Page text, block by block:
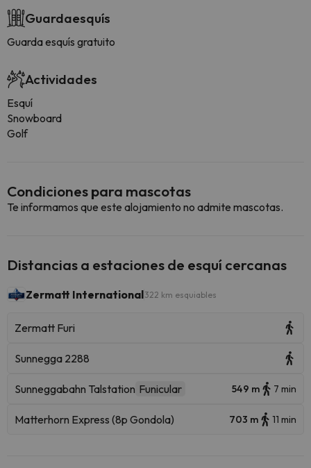
Guardaesquís
Guarda esquís gratuito
Actividades
Esquí
Snowboard
Golf
Condiciones para mascotas
Te informamos que este alojamiento no admite mascotas.
Distancias a estaciones de esquí cercanas
Zermatt International322 km esquiables
Zermatt Furi
Sunnegga 2288
Sunneggabahn Talstation Funicular 549 m 7 min
Matterhorn Express (8p Gondola) 703 m 11 min